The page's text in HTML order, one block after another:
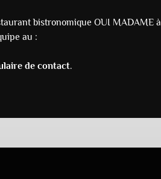
bistronomique OUI MADAME à
au :
de contact.